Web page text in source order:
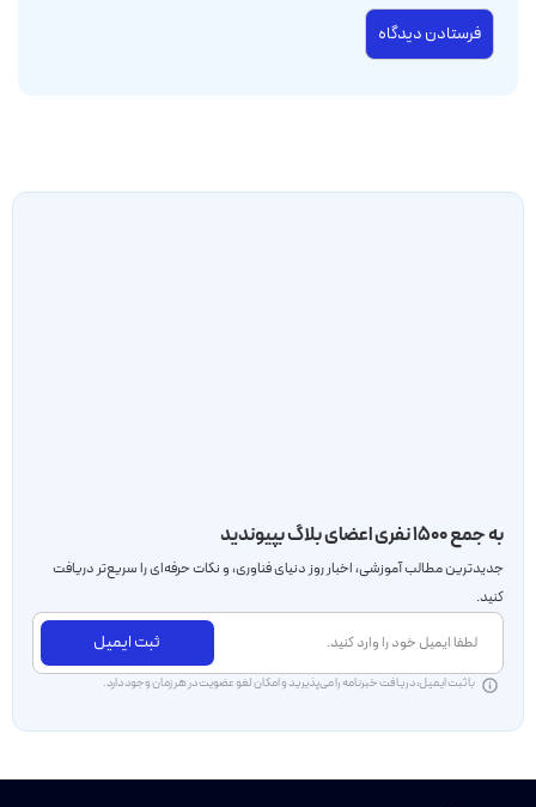
به جمع ۱۵۰۰ نفری اعضای بلاگ بپیوندید
جدید‌ترین مطالب آموزشی، اخبار روز دنیای فناوری، و نکات حرفه‌ای را سریع‌تر دریافت
کنید.
ثبت ایمیل
با ثبت ایمیل، دریافت خبرنامه را می‌پذیرید و امکان لغو عضویت در هر زمان وجود دارد.